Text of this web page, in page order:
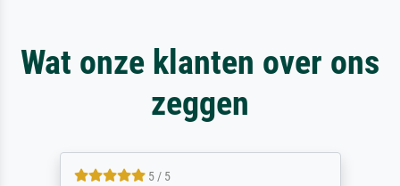
Wat onze klanten over ons
zeggen
5 / 5